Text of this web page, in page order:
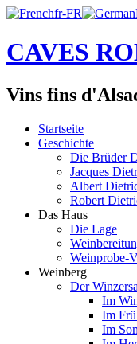
CAVES
Vins fins
Startseite
Geschichte
Die Brüder
Jacques
Albert
Robert
Das Haus
Die Lage
Weinprobe-
Weinberg
Der
Im
Im
Im